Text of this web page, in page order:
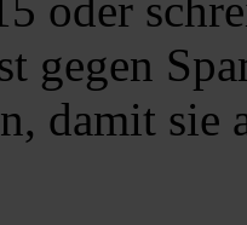
gegen
damit sie